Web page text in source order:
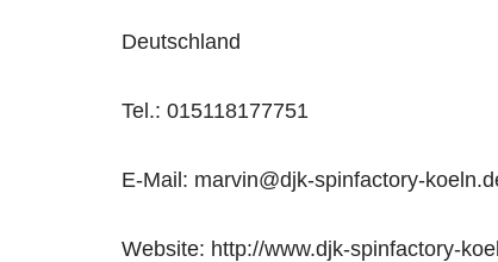
Deutschland
Tel.: 015118177751
E-Mail: marvin@djk-spinfactory-
Website: http://www.djk-spinfactory-